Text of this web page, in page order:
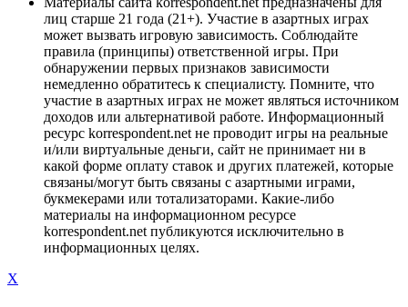
лиц старше 21 года (21+). Участие в азартных играх
может вызвать игровую зависимость. Соблюдайте
правила (принципы) ответственной игры. При
обнаружении первых признаков зависимости
немедленно обратитесь к специалисту. Помните, что
участие в азартных играх не может являться источником
доходов или альтернативой работе. Информационный
ресурс korrespondent.net не проводит игры на реальные
и/или виртуальные деньги, сайт не принимает ни в
какой форме оплату ставок и других платежей, которые
связаны/могут быть связаны с азартными играми,
букмекерами или тотализаторами. Какие-либо
материалы на информационном ресурсе
korrespondent.net публикуются исключительно в
информационных целях.
X